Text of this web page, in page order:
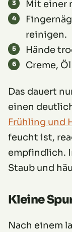
Mit einer
reinigen.
Hände
Creme,
Das dauert
einen
Frühling und
feucht ist,
empfindlich.
Staub und
Kleine
Nach einem